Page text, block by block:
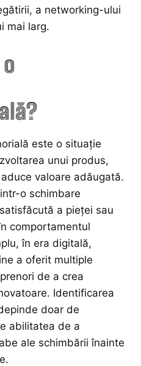
a networking-ului
mai larg.
este o situație
unui produs,
valoare adăugată.
o schimbare
a pieței sau
comportamentul
în era digitală,
a oferit multiple
de a crea
Identificarea
doar de
abilitatea de a
ale schimbării înainte